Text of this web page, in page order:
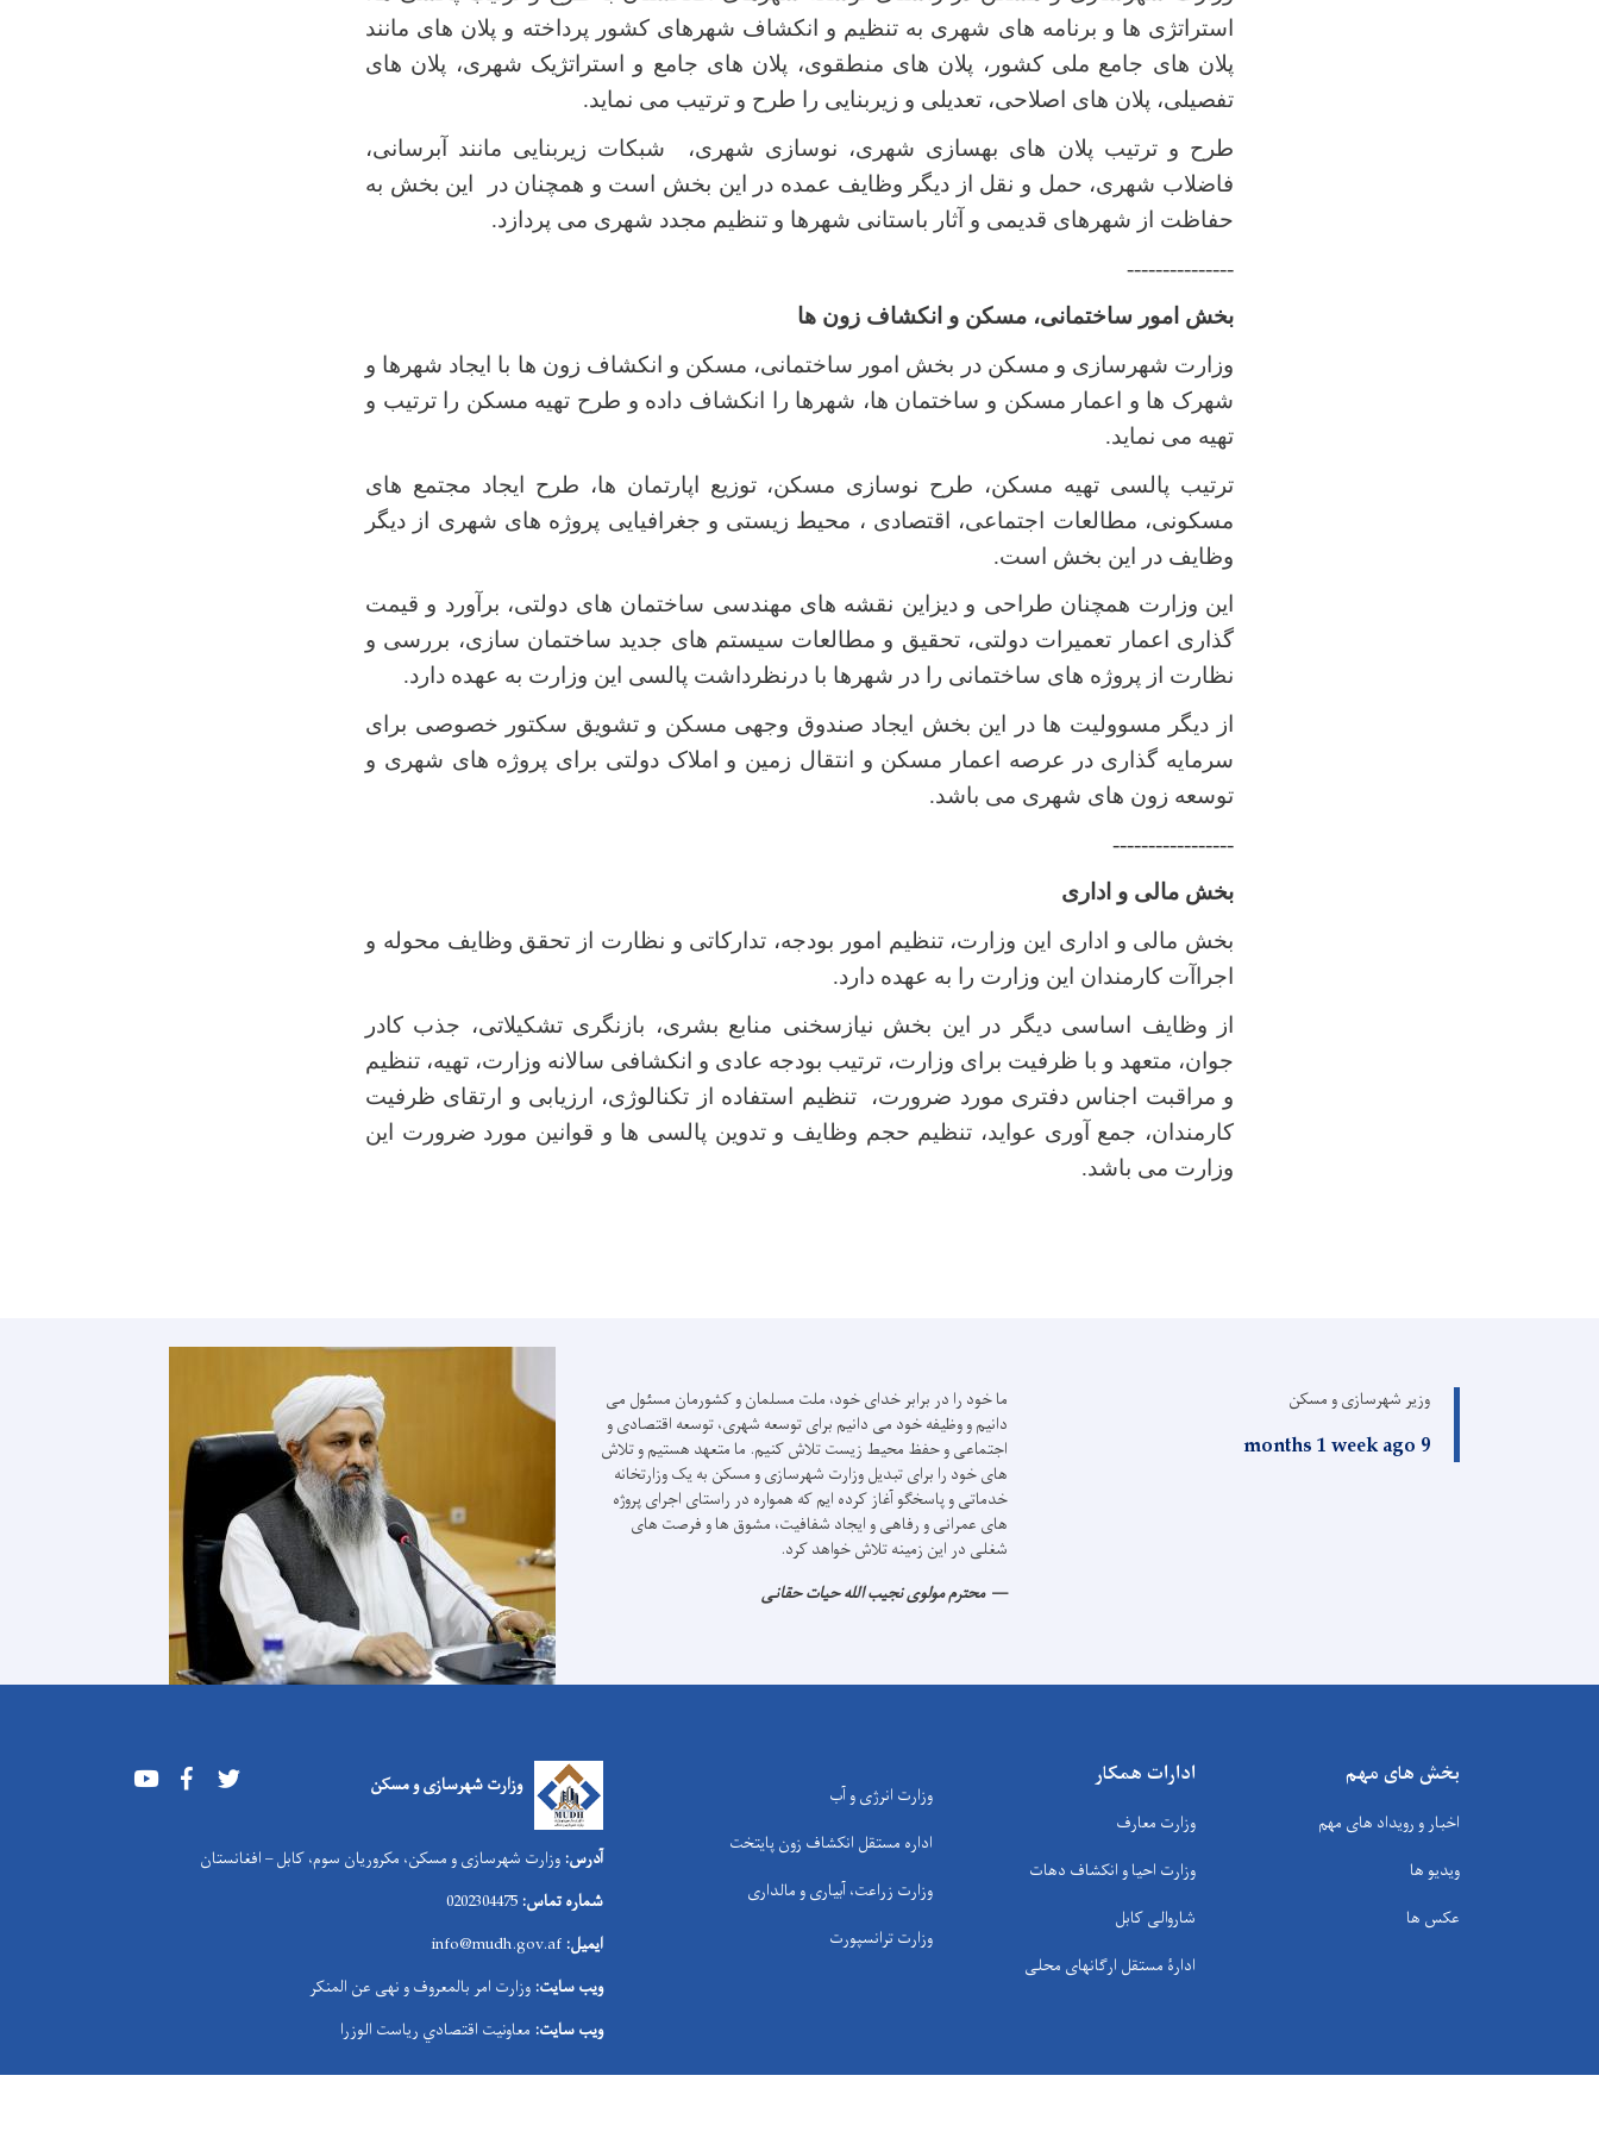
استراتژی ها و برنامه های شهری به تنظیم و انکشاف شهرهای کشور پرداخته و پلان های مانند
پلان های جامع ملی کشور، پلان های منطقوی، پلان های جامع و استراتژیک شهری، پلان های
تفصیلی، پلان های اصلاحی، تعدیلی و زیربنایی را طرح و ترتیب می نماید.
طرح و ترتیب پلان های بهسازی شهری، نوسازی شهری، شبکات زیربنایی مانند آبرسانی،
فاضلاب شهری، حمل و نقل از دیگر وظایف عمده در این بخش است و همچنان در این بخش به
حفاظت از شهرهای قدیمی و آثار باستانی شهرها و تنظیم مجدد شهری می پردازد.
---------------
بخش امور ساختمانی، مسکن و انکشاف زون ها
وزارت شهرسازی و مسکن در بخش امور ساختمانی، مسکن و انکشاف زون ها با ایجاد شهرها و
شهرک ها و اعمار مسکن و ساختمان ها، شهرها را انکشاف داده و طرح تهیه مسکن را ترتیب و
تهیه می نماید.
ترتیب پالسی تهیه مسکن، طرح نوسازی مسکن، توزیع اپارتمان ها، طرح ایجاد مجتمع های
مسکونی، مطالعات اجتماعی، اقتصادی ، محیط زیستی و جغرافیایی پروژه های شهری از دیگر
وظایف در این بخش است.
این وزارت همچنان طراحی و دیزاین نقشه های مهندسی ساختمان های دولتی، برآورد و قیمت
گذاری اعمار تعمیرات دولتی، تحقیق و مطالعات سیستم های جدید ساختمان سازی، بررسی و
نظارت از پروژه های ساختمانی را در شهرها با درنظرداشت پالسی این وزارت به عهده دارد.
از دیگر مسوولیت ها در این بخش ایجاد صندوق وجهی مسکن و تشویق سکتور خصوصی برای
سرمایه گذاری در عرصه اعمار مسکن و انتقال زمین و املاک دولتی برای پروژه های شهری و
توسعه زون های شهری می باشد.
-----------------
بخش مالی و اداری
بخش مالی و اداری این وزارت، تنظیم امور بودجه، تدارکاتی و نظارت از تحقق وظایف محوله و
اجراآت کارمندان این وزارت را به عهده دارد.
از وظایف اساسی دیگر در این بخش نیازسخنی منابع بشری، بازنگری تشکیلاتی، جذب کادر
جوان، متعهد و با ظرفیت برای وزارت، ترتیب بودجه عادی و انکشافی سالانه وزارت، تهیه، تنظیم
و مراقبت اجناس دفتری مورد ضرورت، تنظیم استفاده از تکنالوژی، ارزیابی و ارتقای ظرفیت
کارمندان، جمع آوری عواید، تنظیم حجم وظایف و تدوین پالسی ها و قوانین مورد ضرورت این
وزارت می باشد.
وزیر شهرسازی و مسکن
9 months 1 week ago
ما خود را در برابر خدای خود، ملت مسلمان و کشورمان مسئول می
دانیم و وظیفه خود می دانیم برای توسعه شهری، توسعه اقتصادی و
اجتماعی و حفظ محیط زیست تلاش کنیم. ما متعهد هستیم و تلاش
های خود را برای تبدیل وزارت شهرسازی و مسکن به یک وزارتخانه
خدماتی و پاسخگو آغاز کرده ایم که همواره در راستای اجرای پروژه
های عمرانی و رفاهی و ایجاد شفافیت، مشوق ها و فرصت های
شغلی در این زمینه تلاش خواهد کرد.
محترم مولوی نجیب الله حیات حقانی
بخش های مهم
اخبار و رویداد های مهم
ویدیو ها
عکس ها
ادارات همکار
وزارت معارف
وزارت احیا و انکشاف دهات
شاروالی کابل
ادارۀ مستقل ارگانهای محلی
وزارت انرژی و آب
اداره مستقل انکشاف زون پایتخت
وزارت زراعت، آبیاری و مالداری
وزارت ترانسپورت
وزارت شهرسازی و مسکن Youtube Facebook
آدرس: وزارت شهرسازی و مسکن، مکروریان سوم، کابل – افغانستان
شماره تماس:
ایمیل: info@mudh.gov.af
ویب سایت: وزارت امر بالمعروف و نهی عن المنکر
ویب سایت: معاونیت اقتصادي ریاست الوزرا